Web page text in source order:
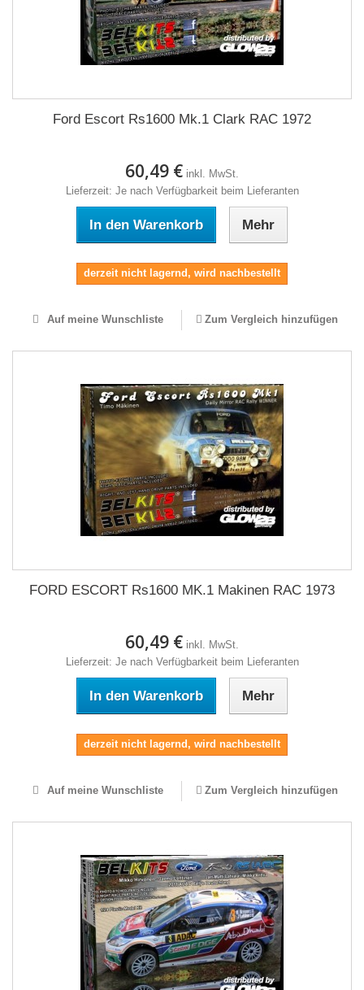
Ford Escort Rs1600 Mk.1 Clark RAC 1972
60,49 € inkl. MwSt.
Lieferzeit: Je nach Verfügbarkeit beim Lieferanten
In den Warenkorb Mehr
derzeit nicht lagernd, wird nachbestellt
Auf meine Wunschliste Zum Vergleich hinzufügen
FORD ESCORT Rs1600 MK.1 Makinen RAC 1973
60,49 € inkl. MwSt.
Lieferzeit: Je nach Verfügbarkeit beim Lieferanten
In den Warenkorb Mehr
derzeit nicht lagernd, wird nachbestellt
Auf meine Wunschliste Zum Vergleich hinzufügen